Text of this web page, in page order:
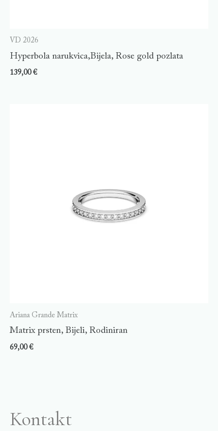
VD 2026
Hyperbola narukvica,Bijela, Rose gold pozlata
139,00€
Ariana Grande Matrix
Matrix prsten, Bijeli, Rodiniran
69,00€
Kontakt